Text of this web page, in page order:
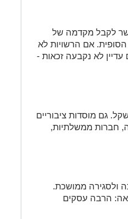
תוך 30 ימים. אחרי 21 ימים אפשר לקבל מקדמה של
תיקבע הזכאות הסופית. אם הרשויות לא
חודשים עדיין לא נקבעה זכאות -
ומורשים - עם מחזור עד 400 מיליון שקל. גם מוסדות ציבוריים
חברות ממשלתיות,
ולסגירה ממושכת.
ורבים לא יגיעו לסף ה-25%. התוצאה: הרבה עסקים